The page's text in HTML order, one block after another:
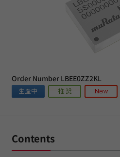
Order Number LBEE0ZZ2KL
Contents